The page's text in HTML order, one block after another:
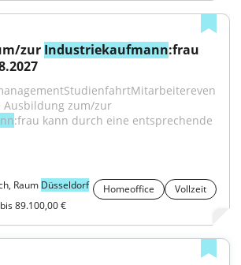
zur Industriekaufmann:frau
:frau kann durch eine entsprechende
Raum Düsseldorf Homeoffice
Vollzeit
89.100,00 €